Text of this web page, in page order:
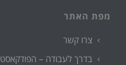
מפת האתר
צרו קשר
בדרך לעבודה – הפודקאסט